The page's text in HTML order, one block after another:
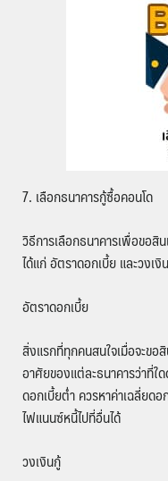
7. เลือกธนาคารกู้ซื้อคอนโด
วิธีการเลือกธนาคารเพื่อขอ
ได้แก่ อัตราดอกเบี้ย และวงเงิ
อัตราดอกเบี้ย
สิ่งแรกที่ทุกคนสนใจเมื่อจะขอ
อาศัยของแต่ละธนาคารว่าที่ใ
ดอกเบี้ยต่ำ ควรหาค่าเฉลี่ยดอ
ไฟแนนซ์หนี้ไปที่อื่นได้
วงเงินกู้